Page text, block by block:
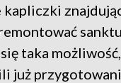
taka
już